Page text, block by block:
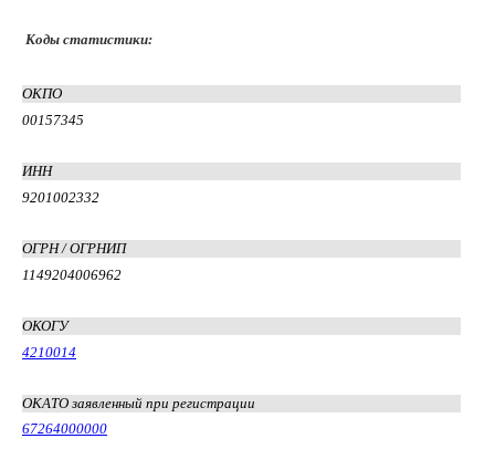
Коды статистики:
ОКПО
00157345
ИНН
9201002332
ОГРН / ОГРНИП
1149204006962
ОКОГУ
4210014
ОКАТО заявленный при регистрации
67264000000